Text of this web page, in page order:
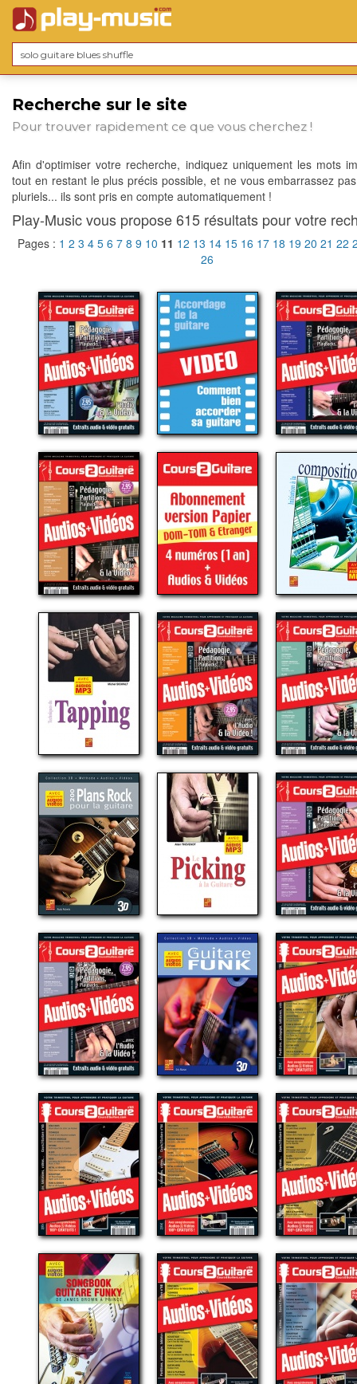
Recherche sur le site
Pour trouver rapidement ce que vous cherchez !
Afin d'optimiser votre recherche, indiquez uniquement les mots
tout en restant le plus précis possible, et ne vous embarrassez
pluriels... ils sont pris en compte automatiquement !
Play-Music vous propose 615 résultats pour votre
Pages : 1 2 3 4 5 6 7 8 9 10 11 12 13 14 15 16 17 18 19 20 21 22
26